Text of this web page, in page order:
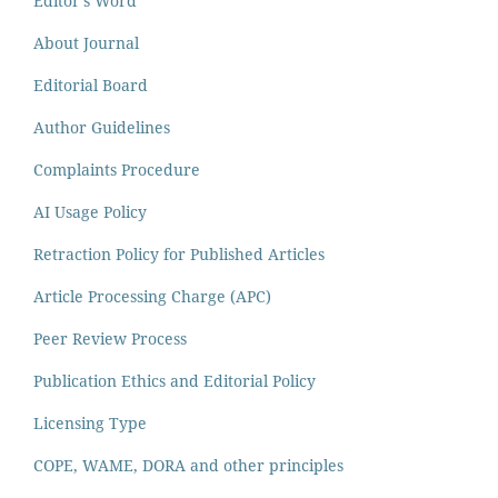
About Journal
Editorial Board
Author Guidelines
Complaints Procedure
AI Usage Policy
Retraction Policy for Published Articles
Article Processing Charge (APC)
Peer Review Process
Publication Ethics and Editorial Policy
Licensing Type
COPE, WAME, DORA and other principles